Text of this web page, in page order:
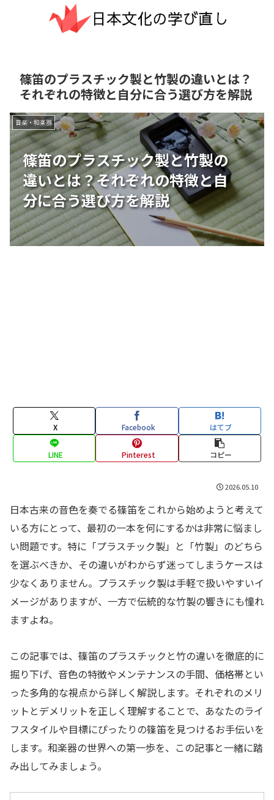
篠笛のプラスチック製と竹製の違いとは？
それぞれの特徴と自分に合う選び方を解説
篠笛のプラスチック製と竹製の
違いとは？それぞれの特徴と自
分に合う選び方を解説
音楽・和楽器
X Facebook はてブ
LINE Pinterest コピー
2026.05.10
日本古来の音色を奏でる篠笛をこれから始めようと考えて
いる方にとって、最初の一本を何にするかは非常に悩まし
い問題です。特に「プラスチック製」と「竹製」のどちら
を選ぶべきか、その違いがわからず迷ってしまうケースは
少なくありません。プラスチック製は手軽で扱いやすいイ
メージがありますが、一方で伝統的な竹製の響きにも憧れ
ますよね。
この記事では、篠笛のプラスチックと竹の違いを徹底的に
掘り下げ、音色の特徴やメンテナンスの手間、価格帯とい
った多角的な視点から詳しく解説します。それぞれのメリ
ットとデメリットを正しく理解することで、あなたのライ
フスタイルや目標にぴったりの篠笛を見つけるお手伝いを
します。和楽器の世界への第一歩を、この記事と一緒に踏
み出してみましょう。